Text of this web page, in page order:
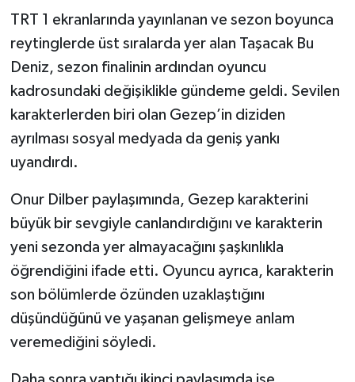
TRT 1 ekranlarında yayınlanan ve sezon boyunca
reytinglerde üst sıralarda yer alan Taşacak Bu
Deniz, sezon finalinin ardından oyuncu
kadrosundaki değişiklikle gündeme geldi. Sevilen
karakterlerden biri olan Gezep’in diziden
ayrılması sosyal medyada da geniş yankı
uyandırdı.
Onur Dilber paylaşımında, Gezep karakterini
büyük bir sevgiyle canlandırdığını ve karakterin
yeni sezonda yer almayacağını şaşkınlıkla
öğrendiğini ifade etti. Oyuncu ayrıca, karakterin
son bölümlerde özünden uzaklaştığını
düşündüğünü ve yaşanan gelişmeye anlam
veremediğini söyledi.